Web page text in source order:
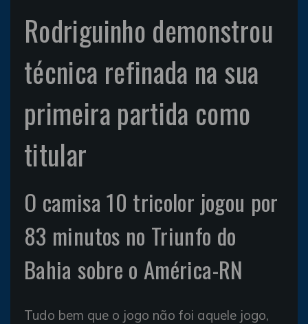
Rodriguinho demonstrou
técnica refinada na sua
primeira partida como
titular
O camisa 10 tricolor jogou por
83 minutos no Triunfo do
Bahia sobre o América-RN
Tudo bem que o jogo não foi aquele jogo,